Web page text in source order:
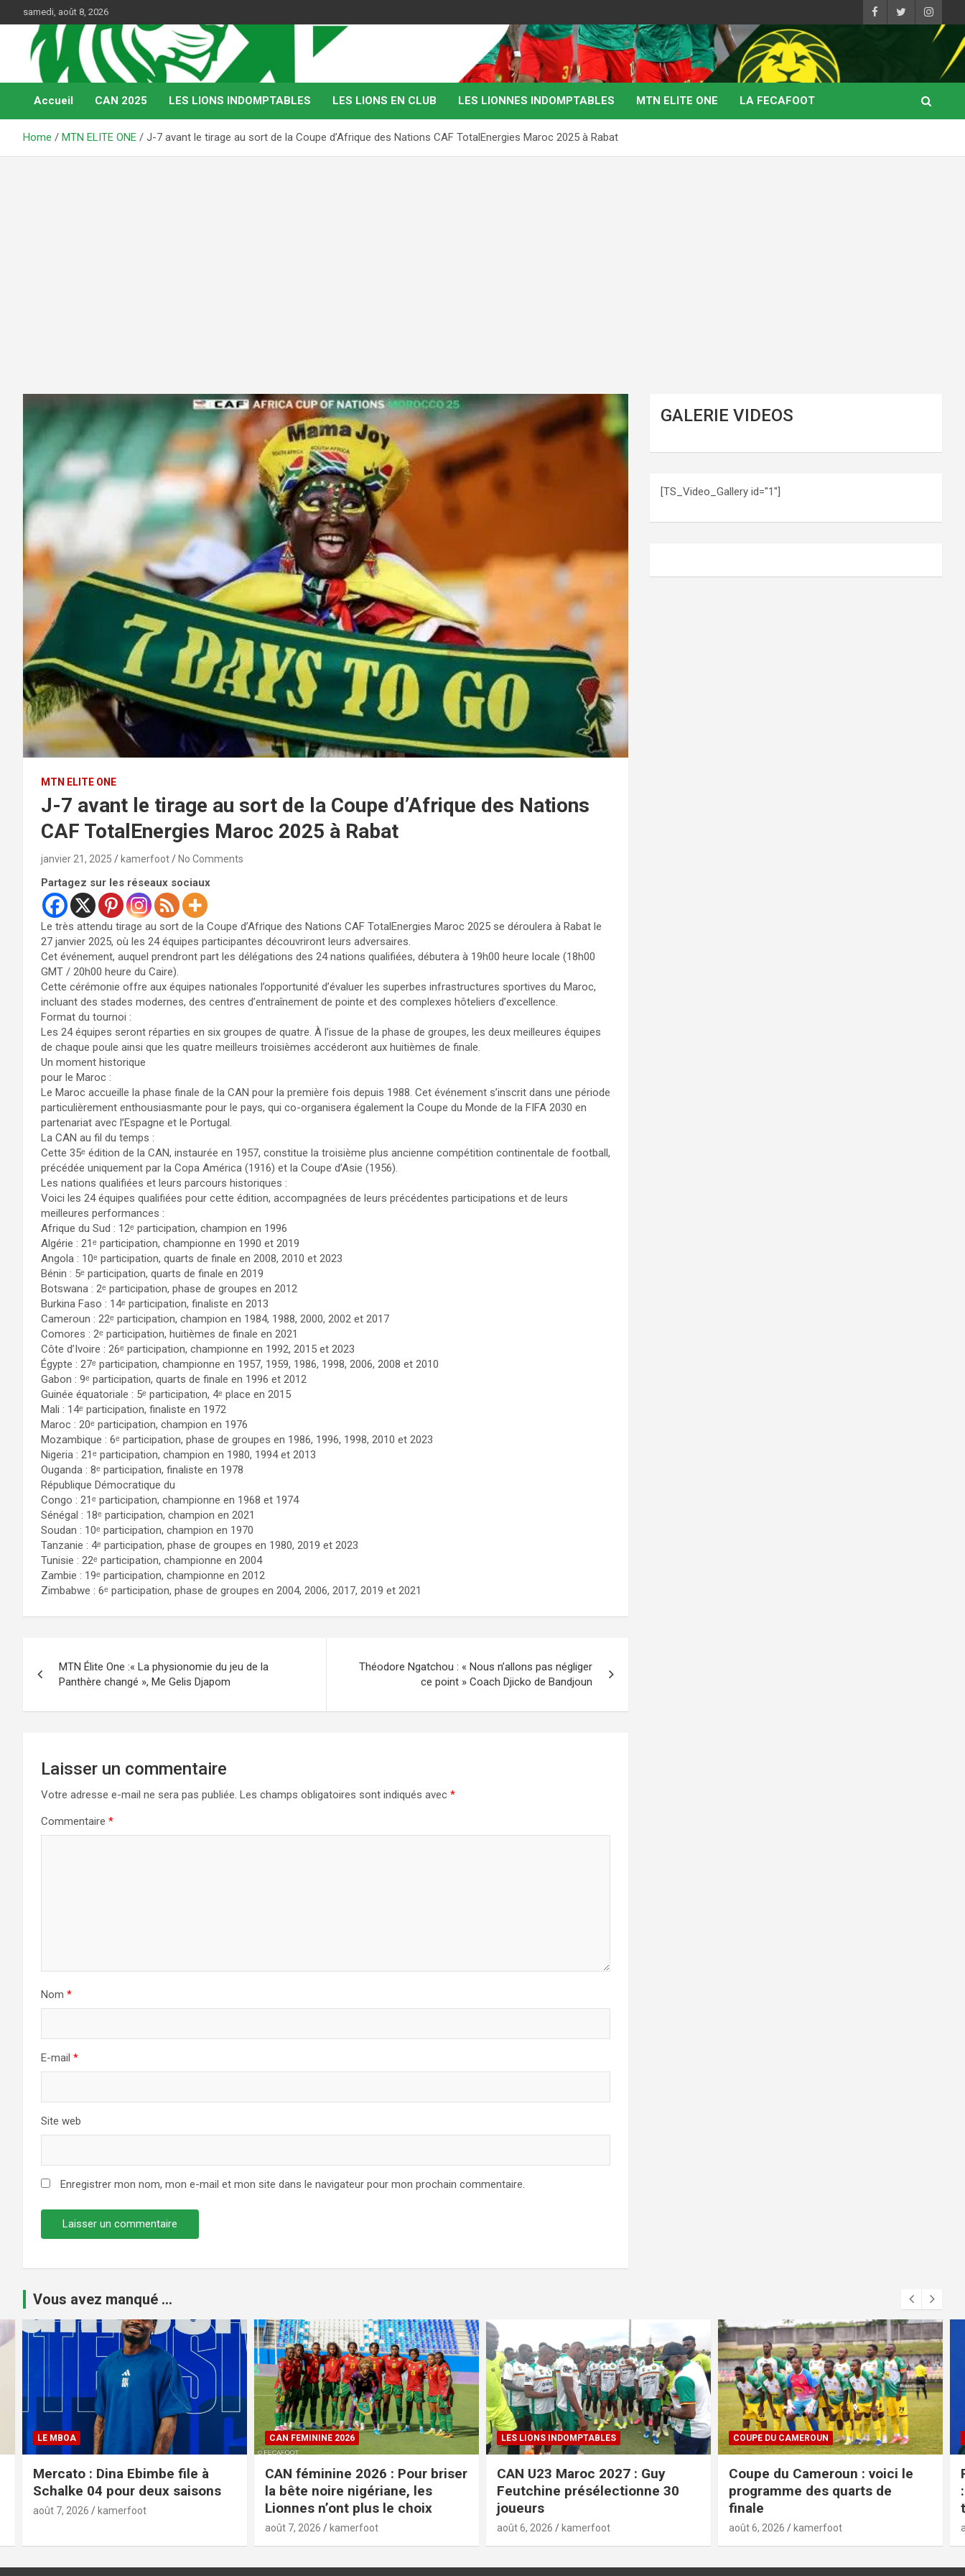
to
content
samedi, août 8, 2026
Kamerfoot
Web Magazine du football camerounais
Accueil CAN 2025 LES LIONS INDOMPTABLES LES LIONS EN CLUB LES LIONNES INDOMPTABLES MTN ELITE ONE LA FECAFOOT
Home MTN ELITE ONE J-7 avant le tirage au sort de la Coupe d’Afrique des Nations CAF TotalEnergies Maroc 2025 à Rabat
MTN ELITE ONE
J-7 avant le tirage au sort de la Coupe d’Afrique des Nations
CAF TotalEnergies Maroc 2025 à Rabat
janvier 21, 2025 kamerfoot No Comments
Partagez sur les réseaux sociaux
Le très attendu tirage au sort de la Coupe d’Afrique des Nations CAF TotalEnergies Maroc 2025 se déroulera à Rabat le
27 janvier 2025, où les 24 équipes participantes découvriront leurs adversaires.
Cet événement, auquel prendront part les délégations des 24 nations qualifiées, débutera à 19h00 heure locale (18h00
GMT / 20h00 heure du Caire).
Cette cérémonie offre aux équipes nationales l’opportunité d’évaluer les superbes infrastructures sportives du Maroc,
incluant des stades modernes, des centres d’entraînement de pointe et des complexes hôteliers d’excellence.
Format du tournoi :
Les 24 équipes seront réparties en six groupes de quatre. À l’issue de la phase de groupes, les deux meilleures équipes
de chaque poule ainsi que les quatre meilleurs troisièmes accéderont aux huitièmes de finale.
Un moment historique
pour le Maroc :
Le Maroc accueille la phase finale de la CAN pour la première fois depuis 1988. Cet événement s’inscrit dans une période
particulièrement enthousiasmante pour le pays, qui co-organisera également la Coupe du Monde de la FIFA 2030 en
partenariat avec l’Espagne et le Portugal.
La CAN au fil du temps :
Cette 35ᵉ édition de la CAN, instaurée en 1957, constitue la troisième plus ancienne compétition continentale de football,
précédée uniquement par la Copa América (1916) et la Coupe d’Asie (1956).
Les nations qualifiées et leurs parcours historiques :
Voici les 24 équipes qualifiées pour cette édition, accompagnées de leurs précédentes participations et de leurs
meilleures performances :
Afrique du Sud : 12ᵉ participation, champion en 1996
Algérie : 21ᵉ participation, championne en 1990 et 2019
Angola : 10ᵉ participation, quarts de finale en 2008, 2010 et 2023
Bénin : 5ᵉ participation, quarts de finale en 2019
Botswana : 2ᵉ participation, phase de groupes en 2012
Burkina Faso : 14ᵉ participation, finaliste en 2013
Cameroun : 22ᵉ participation, champion en 1984, 1988, 2000, 2002 et 2017
Comores : 2ᵉ participation, huitièmes de finale en 2021
Côte d’Ivoire : 26ᵉ participation, championne en 1992, 2015 et 2023
Égypte : 27ᵉ participation, championne en 1957, 1959, 1986, 1998, 2006, 2008 et 2010
Gabon : 9ᵉ participation, quarts de finale en 1996 et 2012
Guinée équatoriale : 5ᵉ participation, 4ᵉ place en 2015
Mali : 14ᵉ participation, finaliste en 1972
Maroc : 20ᵉ participation, champion en 1976
Mozambique : 6ᵉ participation, phase de groupes en 1986, 1996, 1998, 2010 et 2023
Nigeria : 21ᵉ participation, champion en 1980, 1994 et 2013
Ouganda : 8ᵉ participation, finaliste en 1978
République Démocratique du
Congo : 21ᵉ participation, championne en 1968 et 1974
Sénégal : 18ᵉ participation, champion en 2021
Soudan : 10ᵉ participation, champion en 1970
Tanzanie : 4ᵉ participation, phase de groupes en 1980, 2019 et 2023
Tunisie : 22ᵉ participation, championne en 2004
Zambie : 19ᵉ participation, championne en 2012
Zimbabwe : 6ᵉ participation, phase de groupes en 2004, 2006, 2017, 2019 et 2021
de
l’article
MTN Élite One :« La physionomie du jeu de la
Panthère changé », Me Gelis Djapom
Théodore Ngatchou : « Nous n’allons pas négliger
ce point » Coach Djicko de Bandjoun
Laisser un commentaire
Votre adresse e-mail ne sera pas publiée. Les champs obligatoires sont indiqués avec *
Commentaire *
Nom *
E-mail *
Site web
Enregistrer mon nom, mon e-mail et mon site dans le navigateur pour mon prochain commentaire.
GALERIE VIDEOS
[TS_Video_Gallery id="1"]
Vous avez manqué ...
LE MBOA
Mercato : Dina Ebimbe file à
Schalke 04 pour deux saisons
août 7, 2026 kamerfoot
CAN FEMININE 2026
CAN féminine 2026 : Pour briser
la bête noire nigériane, les
Lionnes n’ont plus le choix
août 7, 2026 kamerfoot
LES LIONS INDOMPTABLES
CAN U23 Maroc 2027 : Guy
Feutchine présélectionne 30
joueurs
août 6, 2026 kamerfoot
COUPE DU CAMEROUN
Coupe du Cameroun : voici le
programme des quarts de
finale
août 6, 2026 kamerfoot